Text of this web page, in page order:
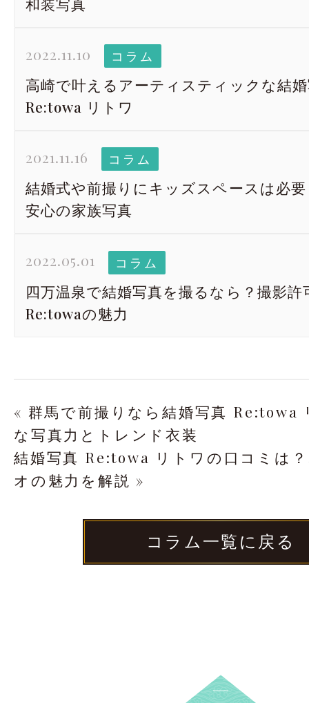
2022.11.10 コラム
高崎で叶えるアーティスティックな結
Re:towa リトワ
2021.11.16 コラム
結婚式や前撮りにキッズスペースは必
安心の家族写真
2022.05.01 コラム
四万温泉で結婚写真を撮るなら？撮影許
Re:towaの魅力
« 群馬で前撮りなら結婚写真 Re:towa
な写真力とトレンド衣装
結婚写真 Re:towa リトワの口コミは
オの魅力を解説 »
コラム一覧に戻る